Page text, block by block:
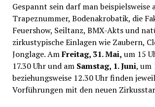
Gespannt sein darf man beispielsweise
Trapeznummer, Bodenakrobatik, die
Feuershow, Seiltanz, BMX-Akts und
zirkustypische Einlagen wie Zaubern,
Jonglage. AmFreitag, 31. Mai, um 15
17.30 Uhr und am Samstag, 1. Juni, um
beziehungsweise 12.30 Uhr finden
Vorführungen mit den neuen